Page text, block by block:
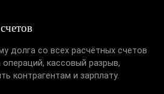
долга со всех расчётных счетов
кассовый разрыв,
контрагентам и зарплату.